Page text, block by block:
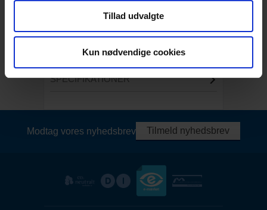
Tillad udvalgte
Kun nødvendige cookies
dokumentation for bæredygtighed. Perfekt
til krævende miljøer! Det er muligt at bestille
SPECIFIKATIONER
Modtag vores nyhedsbrev Tilmeld nyhedsbrev